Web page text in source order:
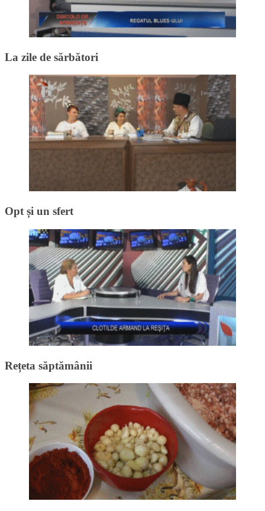
La zile de sărbători
Opt și un sfert
Rețeta săptămânii